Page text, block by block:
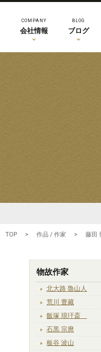
COMPANY
会社情報
BLOG
ブログ
TOP > 作品 / 作家 > 藤田
物故作家
北大路 魯山人
荒川 豊藏
飯塚 琅玕斎
石黒 宗麿
板谷 波山